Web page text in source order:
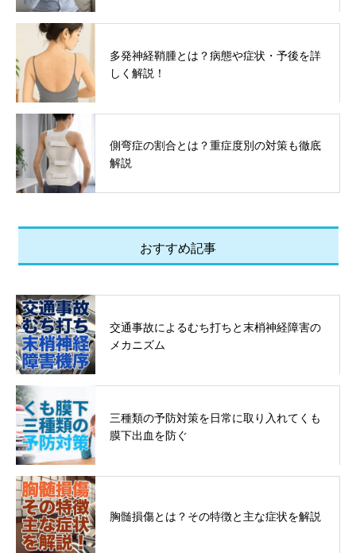
多発神経鞘腫とは？病態や症状・予後を詳
しく解説！
側弯症の割合とは？重症度別の対策も徹底
解説
おすすめ記事
交通事故によるむち打ちと末梢神経障害の
メカニズム
三種類の予防対策を日常に取り入れてくも
膜下出血を防ぐ
胸髄損傷とは？その特徴と主な症状を解説